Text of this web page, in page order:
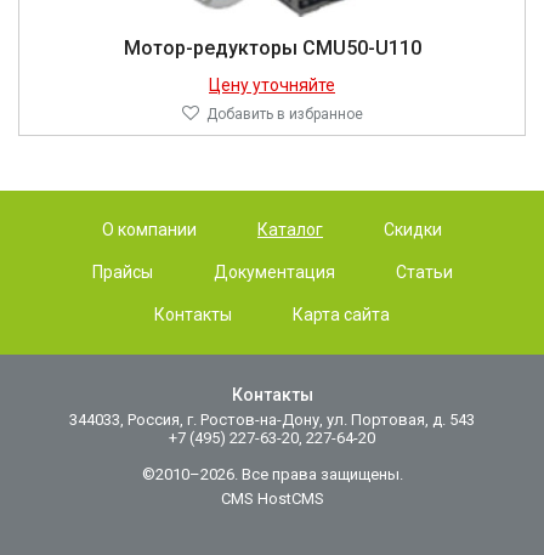
Мотор-редукторы CMU50-U110
Цену уточняйте
Добавить в избранное
О компании Каталог Скидки
Прайсы Документация Статьи
Контакты Карта сайта
Контакты
344033, Россия, г. Ростов-на-Дону, ул. Портовая, д. 543
+7 (495) 227-63-20, 227-64-20
©2010–2026. Все права защищены.
CMS HostCMS